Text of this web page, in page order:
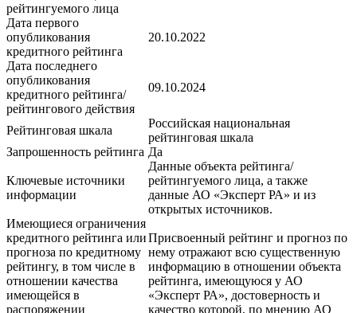
рейтингуемого лица
Дата первого
опубликования
кредитного рейтинга
20.10.2022
Дата последнего
опубликования
кредитного рейтинга/
рейтингового действия
09.10.2024
Рейтинговая шкала
Российская национальная
рейтинговая шкала
Запрошенность рейтинга Да
Ключевые источники
информации
Данные объекта рейтинга/
рейтингуемого лица, а также
данные АО «Эксперт РА» и из
открытых источников.
Имеющиеся ограничения
кредитного рейтинга или
прогноза по кредитному
рейтингу, в том числе в
отношении качества
имеющейся в
распоряжении
Присвоенный рейтинг и прогноз по
нему отражают всю существенную
информацию в отношении объекта
рейтинга, имеющуюся у АО
«Эксперт РА», достоверность и
качество которой, по мнению АО